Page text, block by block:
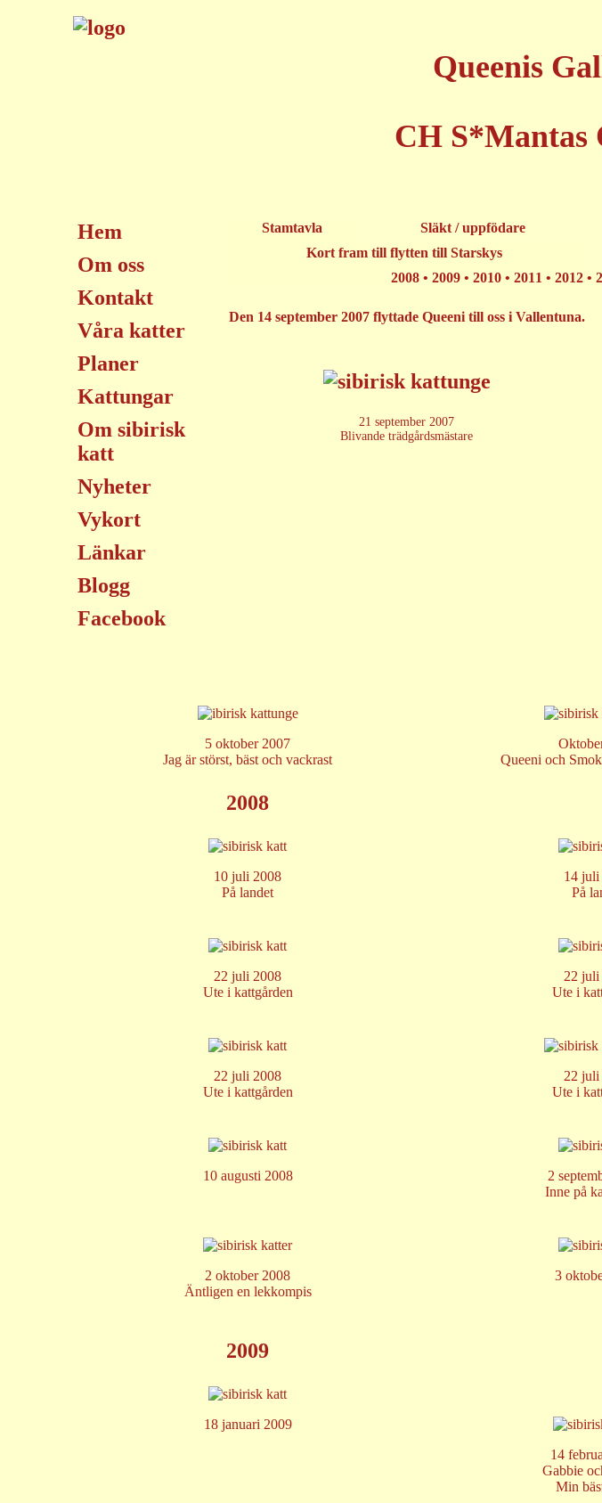
Queenis
CH S*Mantas
Hem
Om oss
Kontakt
Våra katter
Planer
Kattungar
Om sibirisk
katt
Nyheter
Vykort
Länkar
Blogg
Facebook
Stamtavla Släkt / uppfödare
Kort fram till flytten till Starskys
2008 • 2009• 2010• 2011 • 2012•
Den 14 september 2007 flyttade Queeni till oss i Vallentuna.
21 september 2007
Blivande trädgårdsmästare
5 oktober 2007
Jag är störst, bäst och vackrast
Queeni och
2008
10 juli 2008
På landet
14 juli
På
22 juli 2008
Ute i kattgården
22 juli
Ute i
22 juli 2008
Ute i kattgården
22 juli
Ute i
10 augusti 2008
2
Inne på
2 oktober 2008
Äntligen en lekkompis
3
2009
18 januari 2009
14
Gabbie
Min